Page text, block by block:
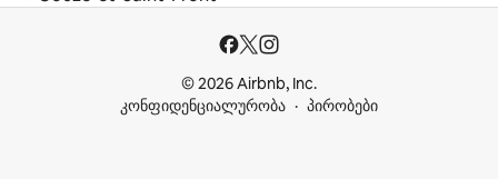
© 2026 Airbnb, Inc.
კონფიდენციალურობა
პირობები